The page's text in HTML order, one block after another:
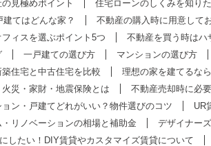
見極めポイント
住宅ローンのしくみを知り
てはどんな家？
不動産の購入時に用意して
ィスを選ぶポイント5つ
不動産を買う時はハ
一戸建ての選び方
マンションの選び方
住宅と中古住宅を比較
理想の家を建てるな
災・家財・地震保険とは
不動産売却時に必
ョン・戸建てどれがいい？物件選びのコツ
UR
リノベーションの相場と補助金
デザイナー
したい！DIY賃貸やカスタマイズ賃貸について